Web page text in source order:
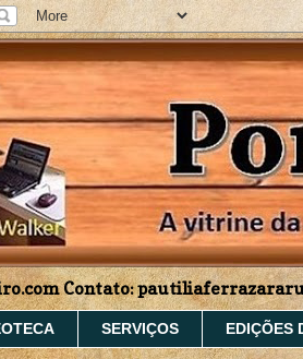
Contato:
SERVIÇOS EDIÇÕES